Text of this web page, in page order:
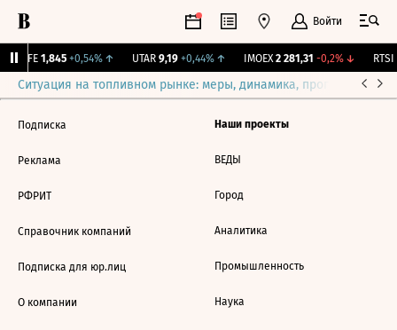
Войти
LIFE 1,845 +0,54%↑ UTAR 9,19 +0,44%↑ IMOEX 2 281,31 -0,2%↓ RTSI
Ситуация на топливном рынке: меры, динамика, прогнозы
Подписка
Реклама
РФРИТ
Справочник компаний
Подписка для юр.лиц
О компании
Наши проекты
ВЕДЫ
Город
Аналитика
Промышленность
Наука